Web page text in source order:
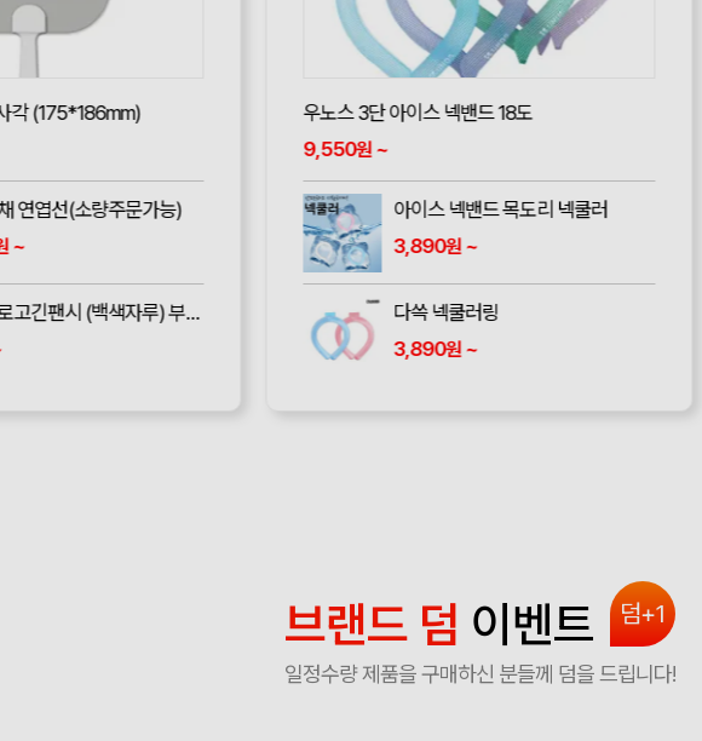
각 (175*186mm)
연엽선(소량주문가능)
~
자유형 로고긴팬시 (백색자루) 부채 (190*190mm)
우노스 3단 아이스 넥밴드 18도
9,550원~
아이스 넥밴드 목도리 넥쿨러
3,890원~
다쓱 넥쿨러링
3,890원~
브랜드 덤 이벤트 덤+1
일정수량 제품을 구매하신 분들께 덤을 드립니다!